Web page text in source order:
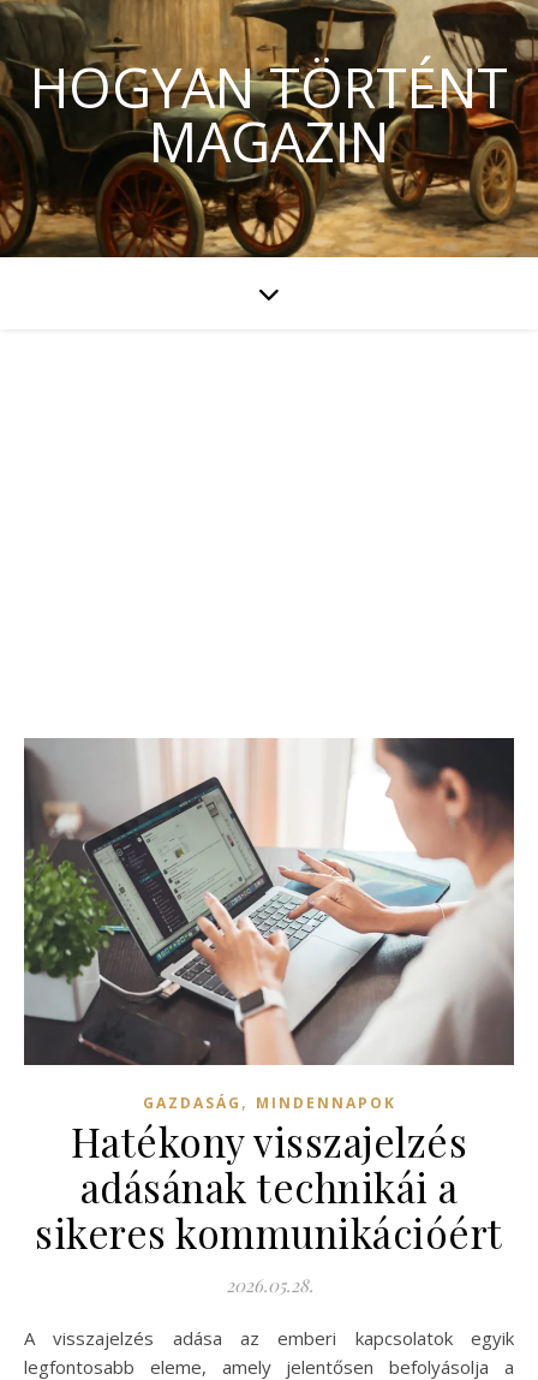
HOGYAN TÖRTÉNT
MAGAZIN
GAZDASÁG , MINDENNAPOK
Hatékony visszajelzés
adásának technikái a
sikeres kommunikációért
2026.05.28.
A visszajelzés adása az emberi kapcsolatok egyik
legfontosabb eleme, amely jelentősen befolyásolja a